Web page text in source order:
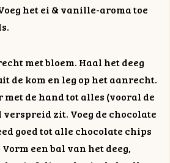
het ei & vanille-aroma toe
met bloem. Haal het deeg
de kom en leg op het aanrecht.
met de hand tot alles (vooral de
verspreid zit. Voeg de chocolate
goed tot alle chocolate chips
een bal van het deeg,